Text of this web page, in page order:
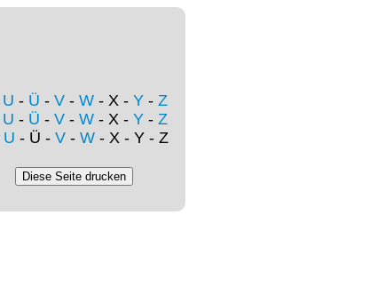
U - Ü - V - W - X - Y - Z
U - Ü - V - W - X - Y - Z
U - Ü - V- W- X - Y - Z